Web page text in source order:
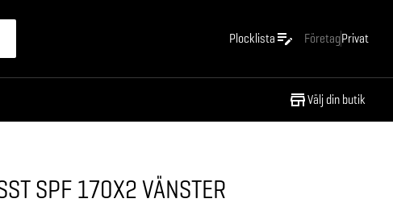
Plocklista FöretagPrivat
Välj din butik
SPF 170X2 VÄNSTER